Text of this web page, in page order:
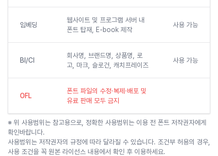
임베딩
웹사이트 및 프로그램 서버 내
폰트 탑재, E-book 제작
사용 가능
BI/CI
회사명, 브랜드명, 상품명, 로
고, 마크, 슬로건, 캐치프레이즈
사용 가능
OFL
폰트 파일의 수정·복제·배포 및
유료 판매 모두 금지
※ 위 사용범위는 참고용으로, 정확한 사용범위는 이용 전 폰트 저작권자에게
확인바랍니다.
사용범위는 저작권자의 규정에 따라 달라질 수 있습니다. 조건부 허용의 경우,
사용 조건을 꼭 원본 라이선스 내용에서 확인 후 이용하세요.